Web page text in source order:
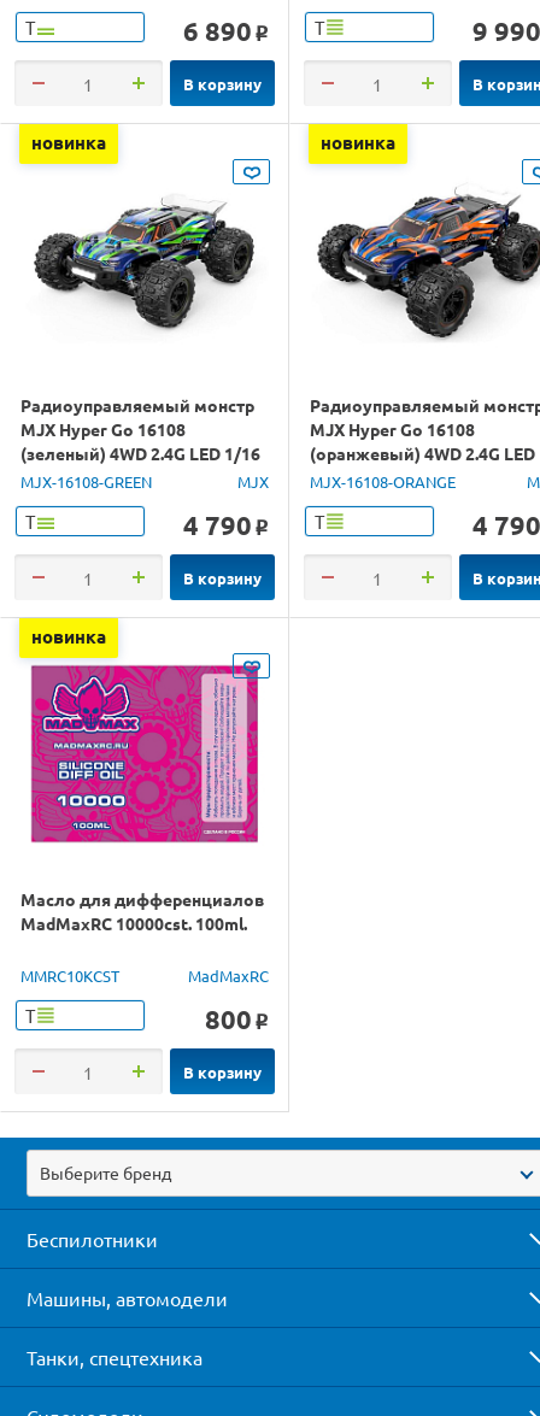
Т 6 890 o
В корзину
Т 9 990
В
новинка
Радиоуправляемый монстр
MJX Hyper Go 16108
(зеленый) 4WD 2.4G LED 1/16
RTR
MJX-16108-GREEN MJX
Т 4 790 o
В корзину
новинка
Радиоуправляемый
MJX Hyper Go 16108
(оранжевый) 4WD 2.4G LED
1/16 RTR
MJX-16108-ORANGE
Т 4 790
В
новинка
Масло для дифференциалов
MadMaxRC 10000cst. 100ml.
MMRC10KCST MadMaxRC
Т 800 o
В корзину
Выберите бренд
Беспилотники
Машины, автомодели
Танки, спецтехника